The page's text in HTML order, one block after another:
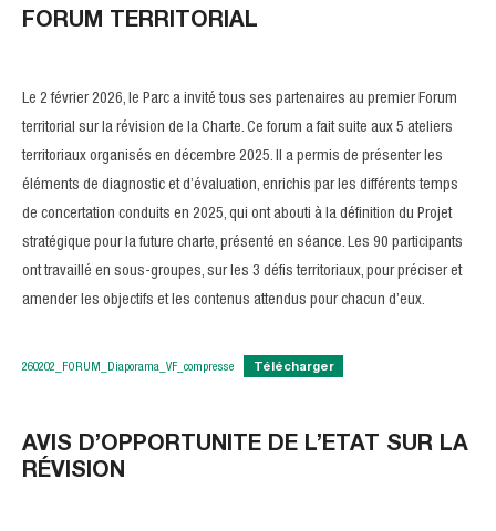
FORUM TERRITORIAL
Le 2 février 2026, le Parc a invité tous ses partenaires au premier Forum
territorial sur la révision de la Charte. Ce forum a fait suite aux 5 ateliers
territoriaux organisés en décembre 2025. Il a permis de présenter les
éléments de diagnostic et d’évaluation, enrichis par les différents temps
de concertation conduits en 2025, qui ont abouti à la définition du Projet
stratégique pour la future charte, présenté en séance. Les 90 participants
ont travaillé en sous-groupes, sur les 3 défis territoriaux, pour préciser et
amender les objectifs et les contenus attendus pour chacun d’eux.
260202_FORUM_Diaporama_VF_compresse Télécharger
AVIS D’OPPORTUNITE DE L’ETAT SUR LA
RÉVISION